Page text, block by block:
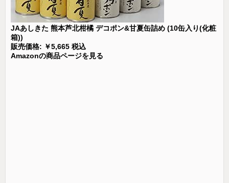
JAあしきた 熊本芦北柑橘 デコポン&甘夏缶詰め (10缶入り(化粧
箱))
販売価格: ￥5,665 税込
Amazonの商品ページを見る